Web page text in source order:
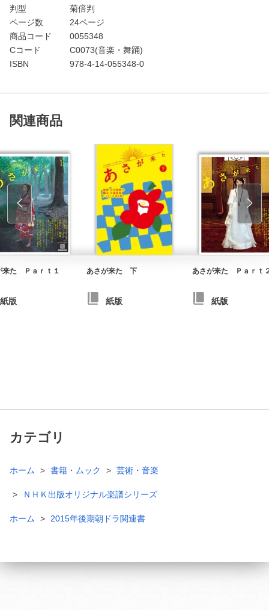
判型
菊倍判
ページ数
24ページ
商品コード
0055348
Cコード
C0073(音楽・舞踊)
ISBN
978-4-14-055348-0
関連商品
来た Ｐａｒｔ１
紙版
あさが来た 下
紙版
あさが来た Ｐａｒｔ
紙版
カテゴリ
ホーム 書籍・ムック 芸術・音楽
ＮＨＫ出版オリジナル楽譜シリーズ
ホーム 2015年後期朝ドラ関連書